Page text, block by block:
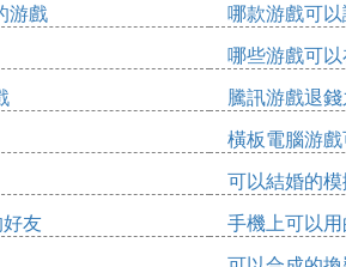
游戲
哪款游戲可
哪些游戲可
騰訊游戲退
橫板電腦游
可以結婚的
友
手機上可以